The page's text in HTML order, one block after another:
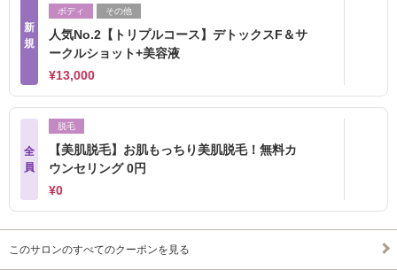
新
規
ボディ
その他
人気No.2【トリプルコース】デトックスF＆サ
ークルショット+美容液
¥13,000
全
員
脱毛
【美肌脱毛】お肌もっちり美肌脱毛！無料カ
ウンセリング 0円
¥0
このサロンのすべてのクーポンを見る